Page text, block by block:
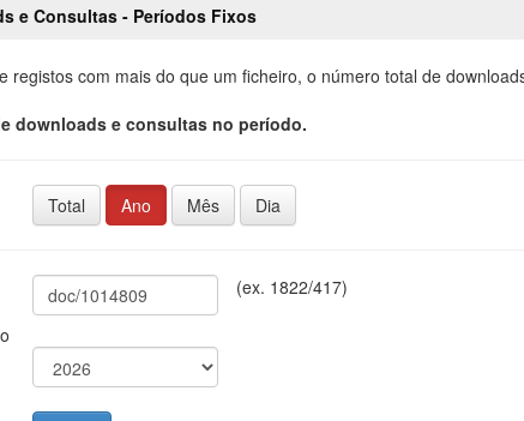
e Consultas - Períodos Fixos
registos com mais do que um ficheiro, o número total de
downloads e consultas no período.
Total Ano Mês Dia
(ex. 1822/417)